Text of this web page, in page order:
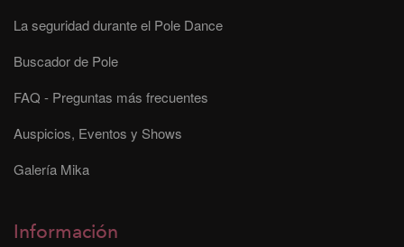
La seguridad durante el Pole Dance
Buscador de Pole
FAQ - Preguntas más frecuentes
Auspicios, Eventos y Shows
Galería Mika
Información